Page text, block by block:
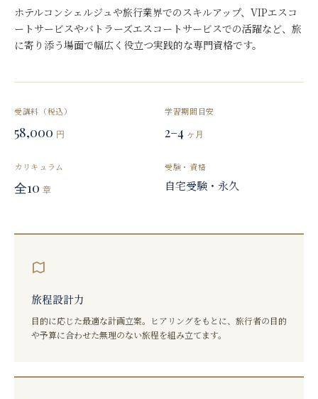
ホテルコンシェルジュや旅行業界でのスキルアップ、VIPエスコ
ートサービスやバトラーズエスコートサービスでの活躍など、旅
に寄り添う場面で幅広く役立つ実践的な専門資格です。
受講料（税込）
58,000 円
学習期間目安
2–4 ヶ月
カリキュラム
全10 章
受験・資格
自宅受験・永久
旅程設計力
目的に応じた最適な計画立案。ヒアリングをもとに、旅行者の目的
や予算に合わせた無理のない旅程を組み立てます。